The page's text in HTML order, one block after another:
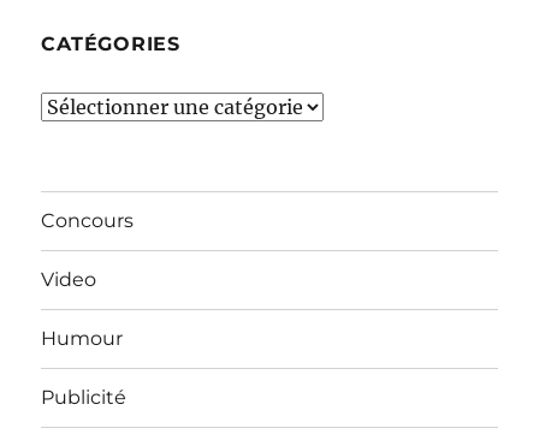
CATÉGORIES
Catégories
Concours
Video
Humour
Publicité